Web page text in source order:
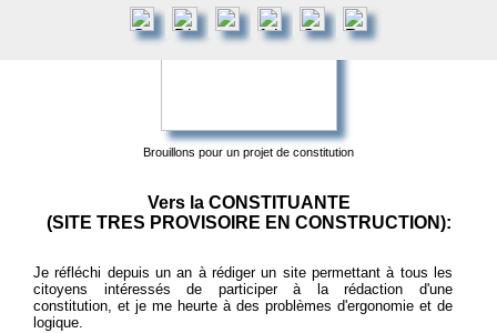
Brouillons pour un projet de constitution
Vers la CONSTITUANTE
(SITE TRES PROVISOIRE EN CONSTRUCTION):
Je réfléchi depuis un an à rédiger un site permettant à tous les
citoyens intéressés de participer à la rédaction d'une
constitution, et je me heurte à des problèmes d'ergonomie et de
logique.